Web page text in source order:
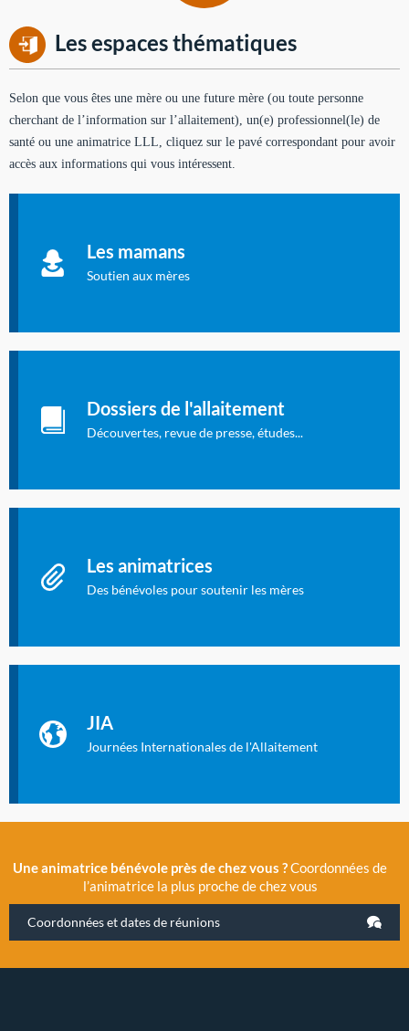
Les espaces thématiques
Selon que vous êtes une mère ou une future mère (ou toute personne
cherchant de l’information sur l’allaitement), un(e) professionnel(le) de
santé ou une animatrice LLL, cliquez sur le pavé correspondant pour avoir
accès aux informations qui vous intéressent.
Les mamans
Soutien aux mères
à allaiter et vous informer : toutes les rubriques qui
concernent l'allaitement.
Dossiers de l'allaitement
Découvertes, revue de presse, études...
dernières études sur l'allaitement publiées dans la presse
internationale.
Les animatrices
Des bénévoles pour soutenir les mères
JIA
Journées Internationales de l'Allaitement
2019 la 11e Journée Internationale de l’Allaitement, un
évènement exceptionnel organisé par LLL France.
Une animatrice bénévole près de chez vous ?Coordonnées de
l’animatrice la plus proche de chez vous
Coordonnées et dates de réunions